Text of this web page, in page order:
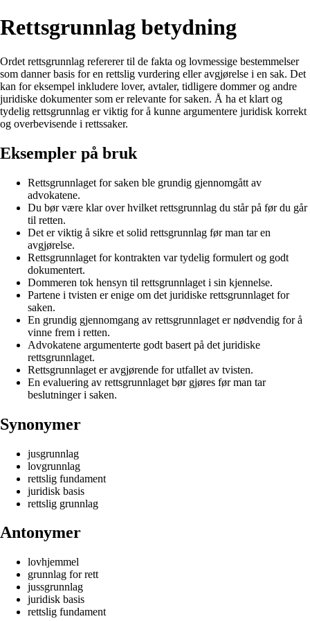
Rettsgrunnlag betydning
Ordet rettsgrunnlag refererer til de fakta og lovmessige bestemmelser
som danner basis for en rettslig vurdering eller avgjørelse i en sak. Det
kan for eksempel inkludere lover, avtaler, tidligere dommer og andre
juridiske dokumenter som er relevante for saken. Å ha et klart og
tydelig rettsgrunnlag er viktig for å kunne argumentere juridisk korrekt
og overbevisende i rettssaker.
Eksempler på bruk
Rettsgrunnlaget for saken ble grundig gjennomgått av
advokatene.
Du bør være klar over hvilket rettsgrunnlag du står på før du går
til retten.
Det er viktig å sikre et solid rettsgrunnlag før man tar en
avgjørelse.
Rettsgrunnlaget for kontrakten var tydelig formulert og godt
dokumentert.
Dommeren tok hensyn til rettsgrunnlaget i sin kjennelse.
Partene i tvisten er enige om det juridiske rettsgrunnlaget for
saken.
En grundig gjennomgang av rettsgrunnlaget er nødvendig for å
vinne frem i retten.
Advokatene argumenterte godt basert på det juridiske
rettsgrunnlaget.
Rettsgrunnlaget er avgjørende for utfallet av tvisten.
En evaluering av rettsgrunnlaget bør gjøres før man tar
beslutninger i saken.
Synonymer
jusgrunnlag
lovgrunnlag
rettslig fundament
juridisk basis
rettslig grunnlag
Antonymer
lovhjemmel
grunnlag for rett
jussgrunnlag
juridisk basis
rettslig fundament